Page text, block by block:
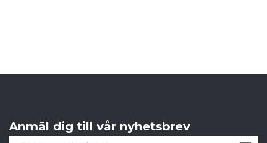
Anmäl dig till vår nyhetsbrev